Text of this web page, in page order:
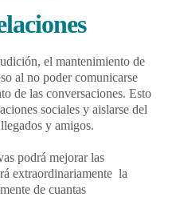
el mantenimiento de
al no poder comunicarse
de las conversaciones. Esto
sociales y aislarse del
y amigos.
podrá mejorar las
extraordinariamente la
de cuantas